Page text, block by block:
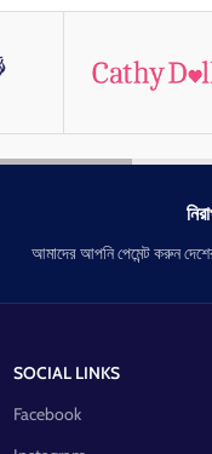
আমাদের আপনি পেমেন্ট করুন
SOCIAL LINKS
Facebook